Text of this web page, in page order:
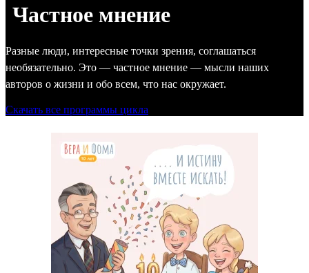
Частное мнение
Разные люди, интересные точки зрения, соглашаться
необязательно. Это — частное мнение — мысли наших
авторов о жизни и обо всем, что нас окружает.
Скачать все программы цикла